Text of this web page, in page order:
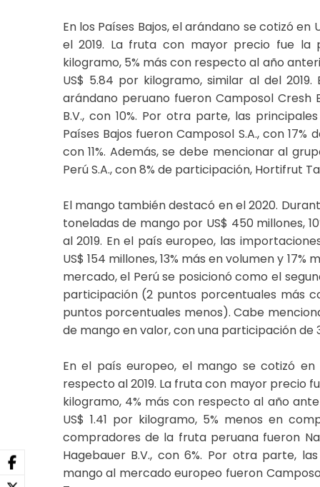
En los Países Bajos, el arándano se cotizó
el 2019. La fruta con mayor precio fue la
kilogramo, 5% más con respecto al año
US$ 5.84 por kilogramo, similar al del
arándano peruano fueron Camposol Cresh
B.V., con 10%. Por otra parte, las
Países Bajos fueron Camposol S.A., con
con 11%. Además, se debe mencionar al
Perú S.A., con 8% de participación, Hortifrut Tal
El mango también destacó en el 2020.
toneladas de mango por US$ 450 millones,
al 2019. En el país europeo, las
US$ 154 millones, 13% más en volumen y
mercado, el Perú se posicionó como el
participación (2 puntos porcentuales más
puntos porcentuales menos). Cabe
de mango en valor, con una participación de
En el país europeo, el mango se cotizó en
respecto al 2019. La fruta con mayor precio
kilogramo, 4% más con respecto al año
US$ 1.41 por kilogramo, 5% menos en
compradores de la fruta peruana fueron
Hagebauer B.V., con 6%. Por otra parte,
mango al mercado europeo fueron